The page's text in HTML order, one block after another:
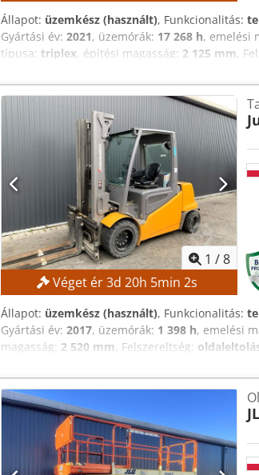
Állapot: üzemkész (használt), Funkcionalitás:
Gyártási év: 2021, üzemórák: 17 268 h, emelési
típusa: triplex, építési magasság: 2 125 mm,
a legmagasabb ajánlatra értékesítjük! MŰSZAKI
mm Összmagasság: 2125 mm Szabademelés:
szabademelési funkcióval Akkufeszültség: 48 V
FELSZERELTSÉG Oldalváltó Akkumulátor Töltő
1 /8
Véget ér3d20h 5min1s
Állapot: üzemkész (használt), Funkcionalitás:
Gyártási év: 2017, üzemórák: 1 398 h, emelési
magasság: 2 520 mm, Felszereltség:
ajánlat alapján! MŰSZAKI ADATOK Emelési
Dcjdpezrlvfsfx Akrek Osztálytípus:
Akkukapacitás: 930 Ah Akkugyártási év: 2017
KIEGÉSZÍTŐK Oldalirányú eltolás Villa